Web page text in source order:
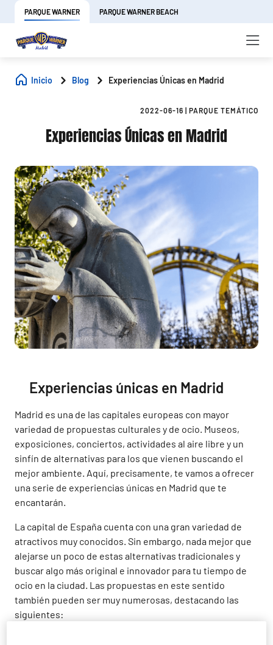
PARQUE WARNER PARQUE WARNER BEACH
Inicio Blog Experiencias Únicas en Madrid
2022-06-16 PARQUE TEMÁTICO
Experiencias Únicas en Madrid
Experiencias únicas en Madrid
Madrid es una de las capitales europeas con mayor
variedad de propuestas culturales y de ocio. Museos,
exposiciones, conciertos, actividades al aire libre y un
sinfín de alternativas para los que vienen buscando el
mejor ambiente. Aquí, precisamente, te vamos a ofrecer
una serie de experiencias únicas en Madrid que te
encantarán.
La capital de España cuenta con una gran variedad de
atractivos muy conocidos. Sin embargo, nada mejor que
alejarse un poco de estas alternativas tradicionales y
buscar algo más original e innovador para tu tiempo de
ocio en la ciudad. Las propuestas en este sentido
también pueden ser muy numerosas, destacando las
siguientes: